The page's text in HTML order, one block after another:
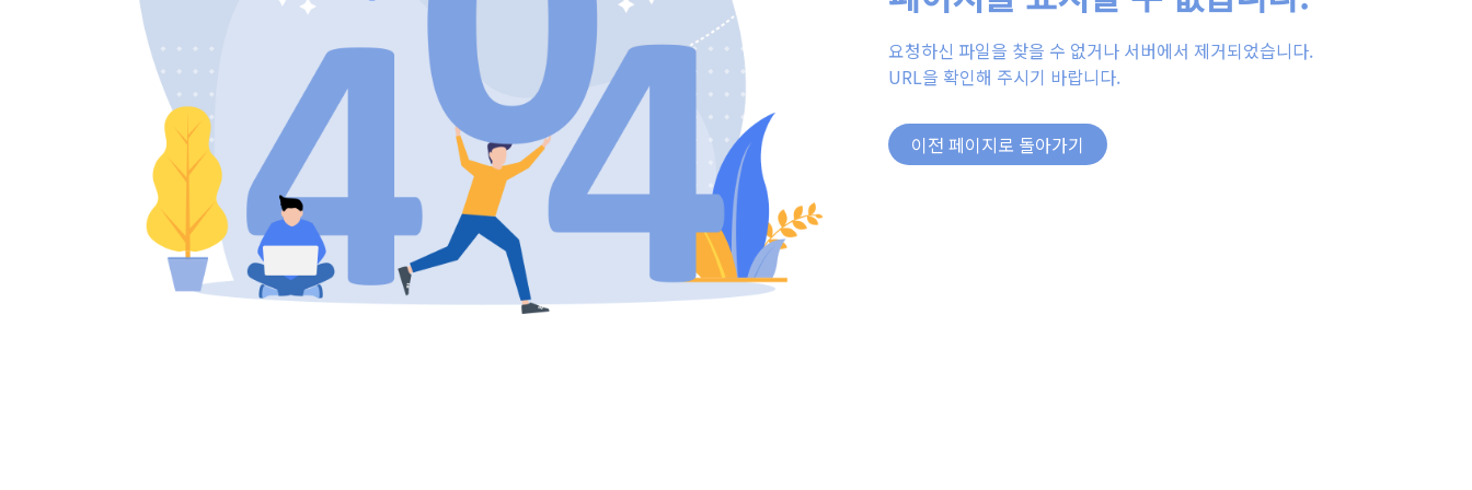
요청하신 파일을 찾을 수 없거나 서버에서 제거되었습니다.
URL을 확인해 주시기 바랍니다.
이전 페이지로 돌아가기